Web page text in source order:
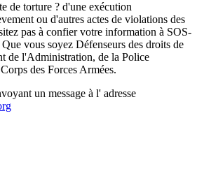
de torture ? d'une exécution
ou d'autres actes de violations des
pas à confier votre information à SOS-
vous soyez Défenseurs des droits de
de l'Administration, de la Police
des Forces Armées.
un message à l' adresse